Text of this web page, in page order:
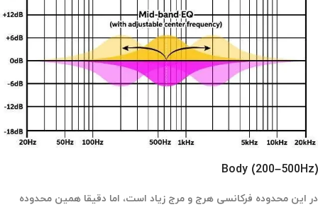
Body (200–500Hz)
در این محدوده فرکانسی هرج و مرج زیاد است، اما دقیقا همین محدوده